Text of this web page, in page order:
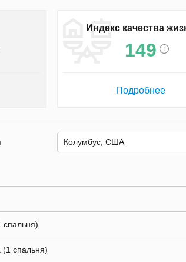
Индекс качества
149
Подробнее
спальня)
(1 спальня)